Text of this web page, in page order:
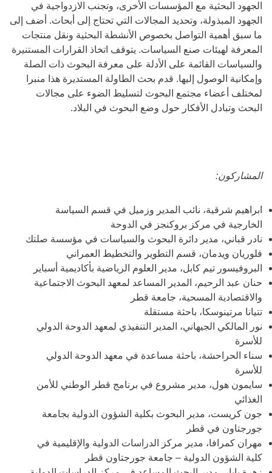
الجهود البحثية مع المؤسسات الأخرى، وتجنب الازدواجية في
الجهود المبذولة، وتحديد المجالات التي تحتاج إلى أبحاث. أضف إلى
ما سبق أهمية التواصل بخصوص الأنشطة البحثية ونقل منتجات
المعرفة لهيئات صنع السياسات. يتوقف اتخاذ القرارات المستنيرة
والسياسات القائمة على الأدلة على معرفة البحوث ذات الصلة
وإمكانية الوصول إليها. قدم بحث الطاولة المستديرة هذا منبرا
لمختلف أعضاء مجتمع البحوث لتسليط الضوء على مجالات
البحث وتبادل الأفكار حول وضع البحوث في البلاد.
المشاركون:
ابراهيم شرقية، نائب المدير وزميل في قسم السياسة
الخارجية في مركز بروكنجز في الدوحة
نادر قباني، مدير دائرة البحوث والسياسات في مؤسسة صلتك
فلوريان ويدمان، قسم التطوير والتخطيط العمراني
البروفيسور تيم كابل، مدير العلوم الرياضية بأكاديمية أسباير
حنان عبد الرحيم، المدير المساعد لمعهد البحوث الاجتماعية
والاقتصادية المسحية، جامعة قطر
تتيانا مرتينوسكا، باحثة مستقلة
نور المالكي الجيهاني، المدير التنفيذي لمعهد الدوحة الدولي
للأسرة
سناء الحراحشة، باحثة مساعدة في معهد الدوحة الدولي
للأسرة
سايمون هول، مدير مشروع في برنامج قطر الوطني للأمن
الغذائي
جون كريست، مدير البحوث بكلية الشؤون الدولية بجامعة
جورجتاون في قطر
مهران كمرافا، مدير مركز الدراسات الدولية والإقليمية في
كلية الشؤون الدولية – جامعة جورجتاون قطر